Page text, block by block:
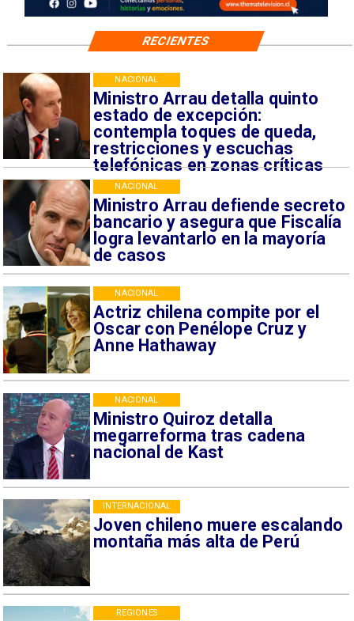
Ministro Arrau detalla quinto
estado de excepción:
contempla toques de queda,
restricciones y escuchas
telefónicas en zonas críticas
NACIONAL
Ministro Arrau defiende secreto
bancario y asegura que Fiscalía
logra levantarlo en la mayoría
de casos
NACIONAL
Actriz chilena compite por el
Oscar con Penélope Cruz y
Anne Hathaway
NACIONAL
Ministro Quiroz detalla
megarreforma tras cadena
nacional de Kast
NACIONAL
Joven chileno muere escalando
montaña más alta de Perú
INTERNACIONAL
REGIONES
RECIENTES